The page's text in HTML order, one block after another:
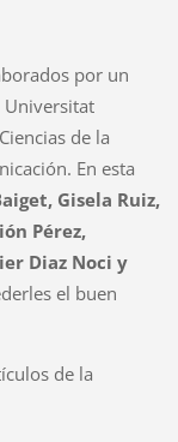
por un
Universitat
de la
En esta
Gisela Ruiz,
Pérez,
Diaz Noci y
el buen
de la